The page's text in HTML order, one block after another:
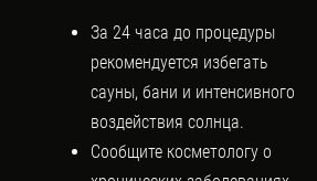
За 24 часа до процедуры
рекомендуется избегать
сауны, бани и интенсивного
воздействия солнца.
Сообщите косметологу о